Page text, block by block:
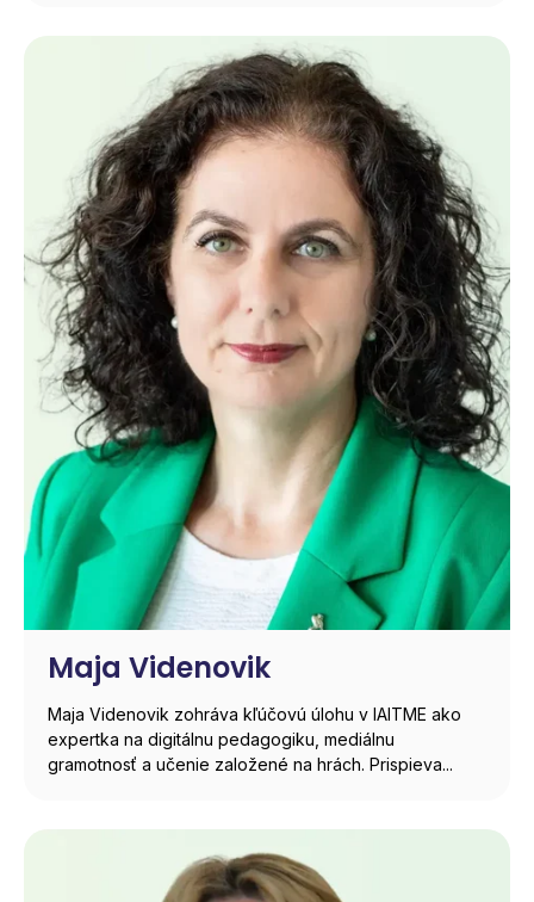
Maja Videnovik
Maja Videnovik zohráva kľúčovú úlohu v IAITME ako
expertka na digitálnu pedagogiku, mediálnu
gramotnosť a učenie založené na hrách. Prispieva...